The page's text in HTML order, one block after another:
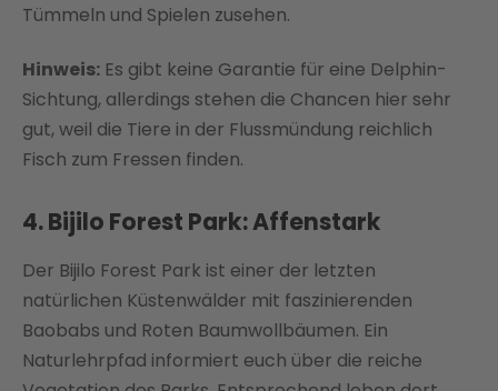
Tümmeln und Spielen zusehen.
Hinweis: Es gibt keine Garantie für eine Delphin-
Sichtung, allerdings stehen die Chancen hier sehr
gut, weil die Tiere in der Flussmündung reichlich
Fisch zum Fressen finden.
4. Bijilo Forest Park: Affenstark
Der Bijilo Forest Park ist einer der letzten
natürlichen Küstenwälder mit faszinierenden
Baobabs und Roten Baumwollbäumen. Ein
Naturlehrpfad informiert euch über die reiche